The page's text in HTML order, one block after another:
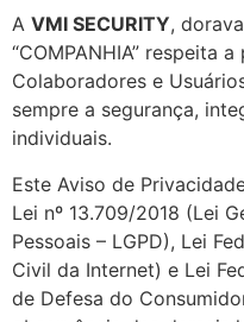
A VMI SECURITY,
“COMPANHIA” respeita
Colaboradores e
sempre a segurança,
individuais.
Este Aviso de
Lei nº 13.709/2018 (Lei
Pessoais – LGPD), Lei
Civil da Internet) e Lei
de Defesa do